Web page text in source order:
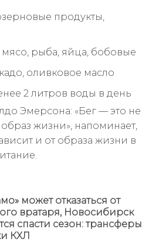
продукты,
рыба, яйца, бобовые
оливковое масло
2 литров воды в день
Эмерсона: «Бег — это не
образ жизни», напоминает,
и от образа жизни в
может отказаться от
вратаря, Новосибирск
спасти сезон: трансферы
КХЛ